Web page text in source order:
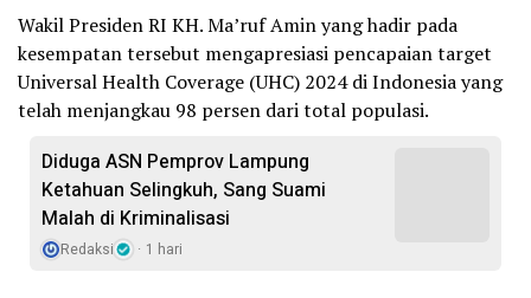
Wakil Presiden RI KH. Ma’ruf Amin yang hadir pada
kesempatan tersebut mengapresiasi pencapaian target
Universal Health Coverage (UHC) 2024 di Indonesia yang
telah menjangkau 98 persen dari total populasi.
Diduga ASN Pemprov Lampung
Ketahuan Selingkuh, Sang Suami
Malah di Kriminalisasi
Redaksi 1 hari